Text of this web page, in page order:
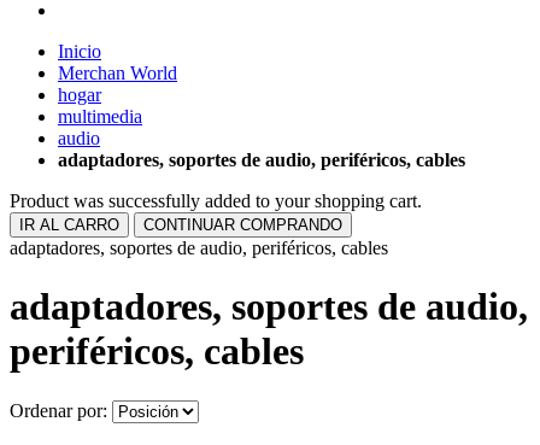
Inicio
Merchan World
hogar
multimedia
audio
adaptadores, soportes de audio, periféricos, cables
Product was successfully added to your shopping cart.
IR AL CARRO CONTINUAR COMPRANDO
adaptadores, soportes de audio, periféricos, cables
adaptadores, soportes de audio,
periféricos, cables
Ordenar por: